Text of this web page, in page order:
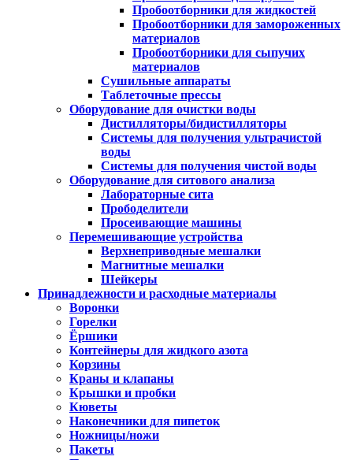
Пробоотборники для жидкостей
Пробоотборники для замороженных
материалов
Пробоотборники для сыпучих
материалов
Сушильные аппараты
Таблеточные прессы
Оборудование для очистки воды
Дистилляторы/бидистилляторы
Системы для получения ультрачистой
воды
Системы для получения чистой воды
Оборудование для ситового анализа
Лабораторные сита
Прободелители
Просеивающие машины
Перемешивающие устройства
Верхнеприводные мешалки
Магнитные мешалки
Шейкеры
Принадлежности и расходные материалы
Воронки
Горелки
Ёршики
Контейнеры для жидкого азота
Корзины
Краны и клапаны
Крышки и пробки
Кюветы
Наконечники для пипеток
Ножницы/ножи
Пакеты